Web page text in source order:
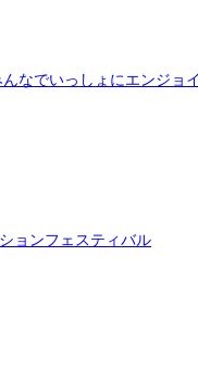
なでいっしょにエンジョ
ョンフェスティバル